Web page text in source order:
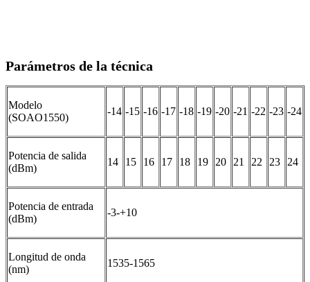
Parámetros de la técnica
Modelo
(SOAO1550)
-14 -15 -16 -17 -18 -19 -20 -21 -22 -23 -24
Potencia de salida
(dBm)
14 15 16 17 18 19 20 21 22 23 24
Potencia de entrada
(dBm)
-3-+10
Longitud de onda
(nm)
1535-1565